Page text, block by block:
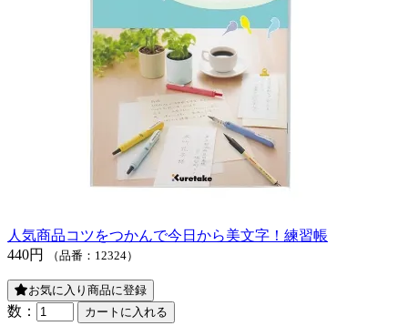
人気商品コツをつかんで今日から美文字！練習帳
440円
（品番：12324）
お気に入り商品に登録
数：